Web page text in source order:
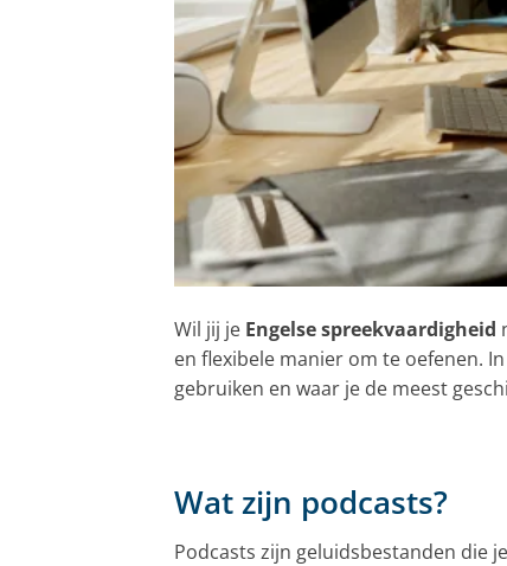
Wil jij je Engelse spreekvaardigheid
en flexibele manier om te oefenen.
gebruiken en waar je de meest
Wat zijn podcasts?
Podcasts zijn geluidsbestanden die